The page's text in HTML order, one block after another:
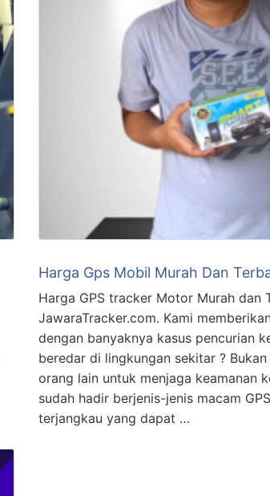
Harga Gps Mobil Murah Dan
Harga GPS tracker Motor Murah dan
JawaraTracker.com. Kami
dengan banyaknya kasus pencurian
beredar di lingkungan sekitar ?
orang lain untuk menjaga keamanan
sudah hadir berjenis-jenis macam
terjangkau yang dapat …